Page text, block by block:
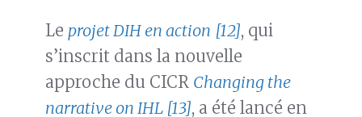
Le projet DIH en action [12], qui
s’inscrit dans la nouvelle
approche du CICR Changing the
narrative on IHL [13], a été lancé en